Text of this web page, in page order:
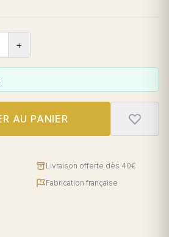
+
AU PANIER
Livraison offerte dès 40€
Fabrication française